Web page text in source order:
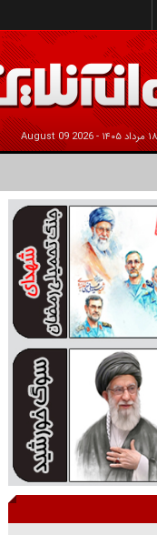
2026 August 09